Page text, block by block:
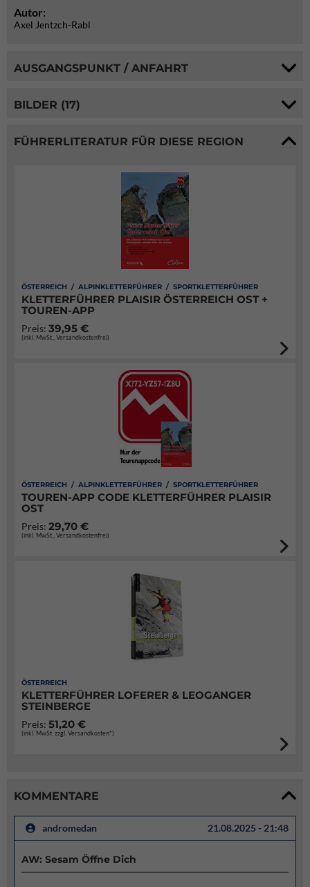
Autor:
Axel Jentzch-Rabl
AUSGANGSPUNKT / ANFAHRT
BILDER (17)
FÜHRERLITERATUR FÜR DIESE REGION
ÖSTERREICH / ALPINKLETTERFÜHRER / SPORTKLETTERFÜHRER
KLETTERFÜHRER PLAISIR ÖSTERREICH OST +
TOUREN-APP
Preis: 39,95 €
(inkl. MwSt., Versandkostenfrei)
ÖSTERREICH / ALPINKLETTERFÜHRER / SPORTKLETTERFÜHRER
TOUREN-APP CODE KLETTERFÜHRER PLAISIR
OST
Preis: 29,70 €
(inkl. MwSt., Versandkostenfrei)
ÖSTERREICH
KLETTERFÜHRER LOFERER & LEOGANGER
STEINBERGE
Preis: 51,20 €
(inkl. MwSt. zzgl. Versandkosten*)
KOMMENTARE
andromedan 21.08.2025 - 21:48
AW: Sesam Öffne Dich